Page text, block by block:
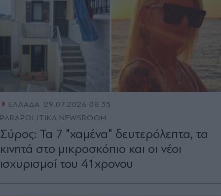
ΕΛΛΑΔΑ 29.07.2026 08:35
PARAPOLITIKA NEWSROOM
Σύρος: Τα 7 "χαμένα" δευτερόλεπτα, τα
κινητά στο μικροσκόπιο και οι νέοι
ισχυρισμοί του 41χρονου